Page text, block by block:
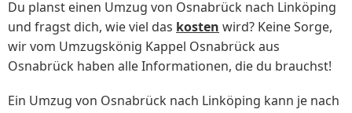
Du planst einen Umzug von Osnabrück nach Linköping
und fragst dich, wie viel das kosten wird? Keine Sorge,
wir vom Umzugskönig Kappel Osnabrück aus
Osnabrück haben alle Informationen, die du brauchst!
Ein Umzug von Osnabrück nach Linköping kann je nach